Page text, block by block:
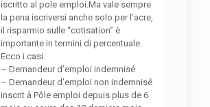
iscritto al pole emploi.Ma vale sempre
la pena iscriversi anche solo per l’acre,
il risparmio sulle “cotisation” è
importante in termini di percentuale.
Ecco i casi.
– Demandeur d’emploi indemnisé
– Demandeur d’emploi non indemnisé
inscrit à Pôle emploi depuis plus de 6